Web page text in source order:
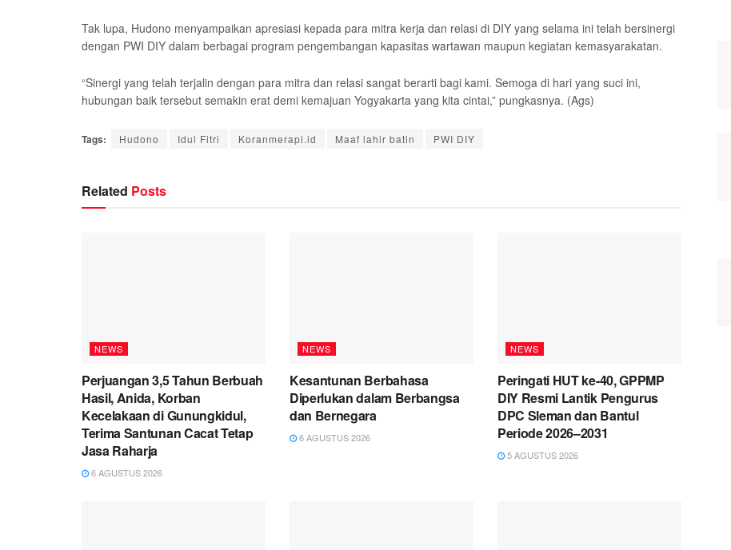
Tak lupa, Hudono menyampaikan apresiasi kepada para mitra kerja dan relasi di DIY yang selama ini telah bersinergi
dengan PWI DIY dalam berbagai program pengembangan kapasitas wartawan maupun kegiatan kemasyarakatan.
“Sinergi yang telah terjalin dengan para mitra dan relasi sangat berarti bagi kami. Semoga di hari yang suci ini,
hubungan baik tersebut semakin erat demi kemajuan Yogyakarta yang kita cintai,” pungkasnya. (Ags)
Tags: Hudono Idul Fitri Koranmerapi.id Maaf lahir batin PWI DIY
Related Posts
NEWS
Perjuangan 3,5 Tahun Berbuah
Hasil, Anida, Korban
Kecelakaan di Gunungkidul,
Terima Santunan Cacat Tetap
Jasa Raharja
6 AGUSTUS 2026
NEWS
Kesantunan Berbahasa
Diperlukan dalam Berbangsa
dan Bernegara
6 AGUSTUS 2026
NEWS
Peringati HUT ke-40, GPPMP
DIY Resmi Lantik Pengurus
DPC Sleman dan Bantul
Periode 2026–2031
5 AGUSTUS 2026